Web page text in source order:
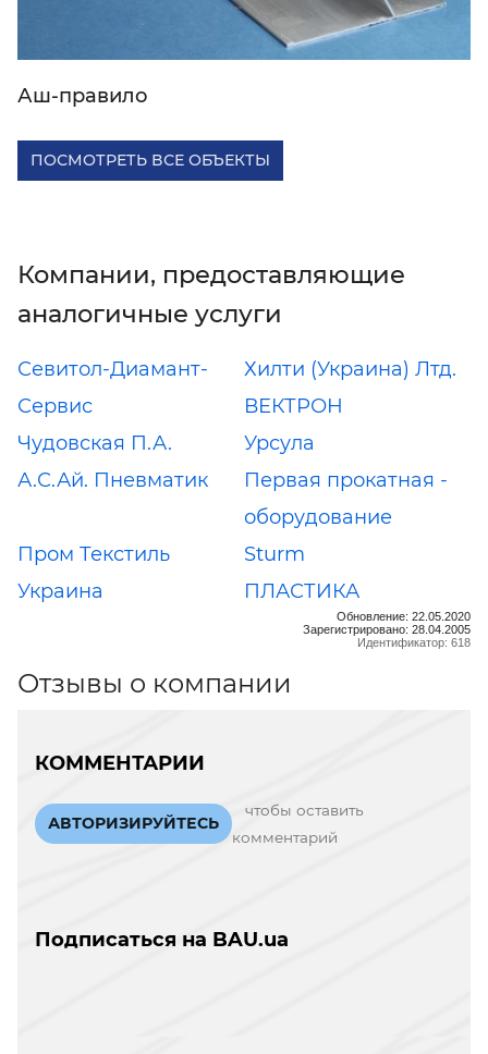
Аш-правило
ПОСМОТРЕТЬ ВСЕ ОБЪЕКТЫ
Компании, предоставляющие
аналогичные услуги
Севитол-Диамант-
Сервис
Хилти (Украина) Лтд.
ВЕКТРОН
Чудовская П.А.
Урсула
А.С.Ай. Пневматик
Первая прокатная -
оборудование
Пром Текстиль
Украина
Sturm
ПЛАСТИКА
Обновление: 22.05.2020
Зарегистрировано: 28.04.2005
Идентификатор: 618
Отзывы о компании
КОММЕНТАРИИ
АВТОРИЗИРУЙТЕСЬ
чтобы оставить
комментарий
Подписаться на BAU.ua